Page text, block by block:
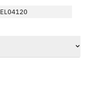
EL04120